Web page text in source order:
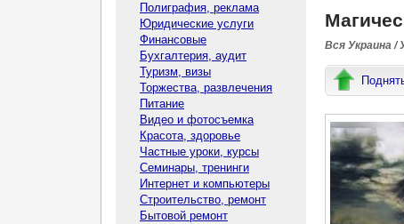
Полиграфия, реклама
Юридические услуги
Финансовые
Бухгалтерия, аудит
Туризм, визы
Торжества, развлечения
Питание
Видео и фотосъемка
Красота, здоровье
Частные уроки, курсы
Семинары, тренинги
Интернет и компьютеры
Строительство, ремонт
Бытовой ремонт
Вся Украина /